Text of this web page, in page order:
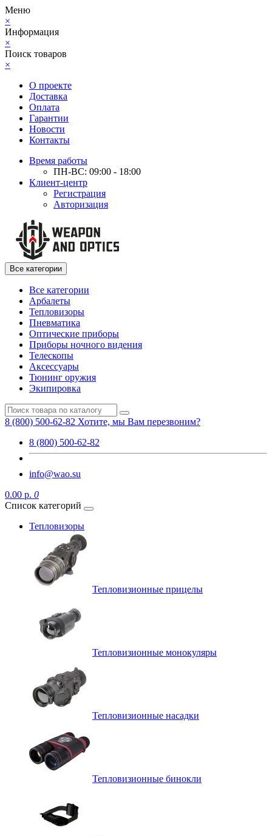
Меню
×
Информация
×
Поиск товаров
×
О проекте
Доставка
Оплата
Гарантии
Новости
Контакты
Время работы
ПН-ВС: 09:00 - 18:00
Клиент-центр
Регистрация
Авторизация
Все категории
Все категории
Арбалеты
Тепловизоры
Пневматика
Оптические приборы
Приборы ночного видения
Телескопы
Аксессуары
Тюнинг оружия
Экипировка
8 (800) 500-62-82 Хотите, мы Вам перезвоним?
8 (800) 500-62-82
info@wao.su
0.00 р. 0
Список категорий
Тепловизоры
Тепловизионные прицелы
Тепловизионные монокуляры
Тепловизионные насадки
Тепловизионные бинокли